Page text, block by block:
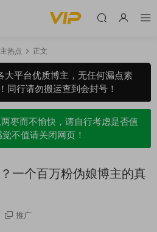
热点 正文
大平台优质博主，无任何漏点素
同行请勿搬运查到会封号！
枣而不愉快，请自行考虑是否值
不值请关闭网页！
一个百万粉伪娘博主的真
推广